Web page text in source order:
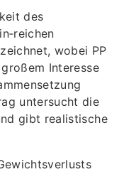
des
wobei PP
Interesse
untersucht die
gibt realistische